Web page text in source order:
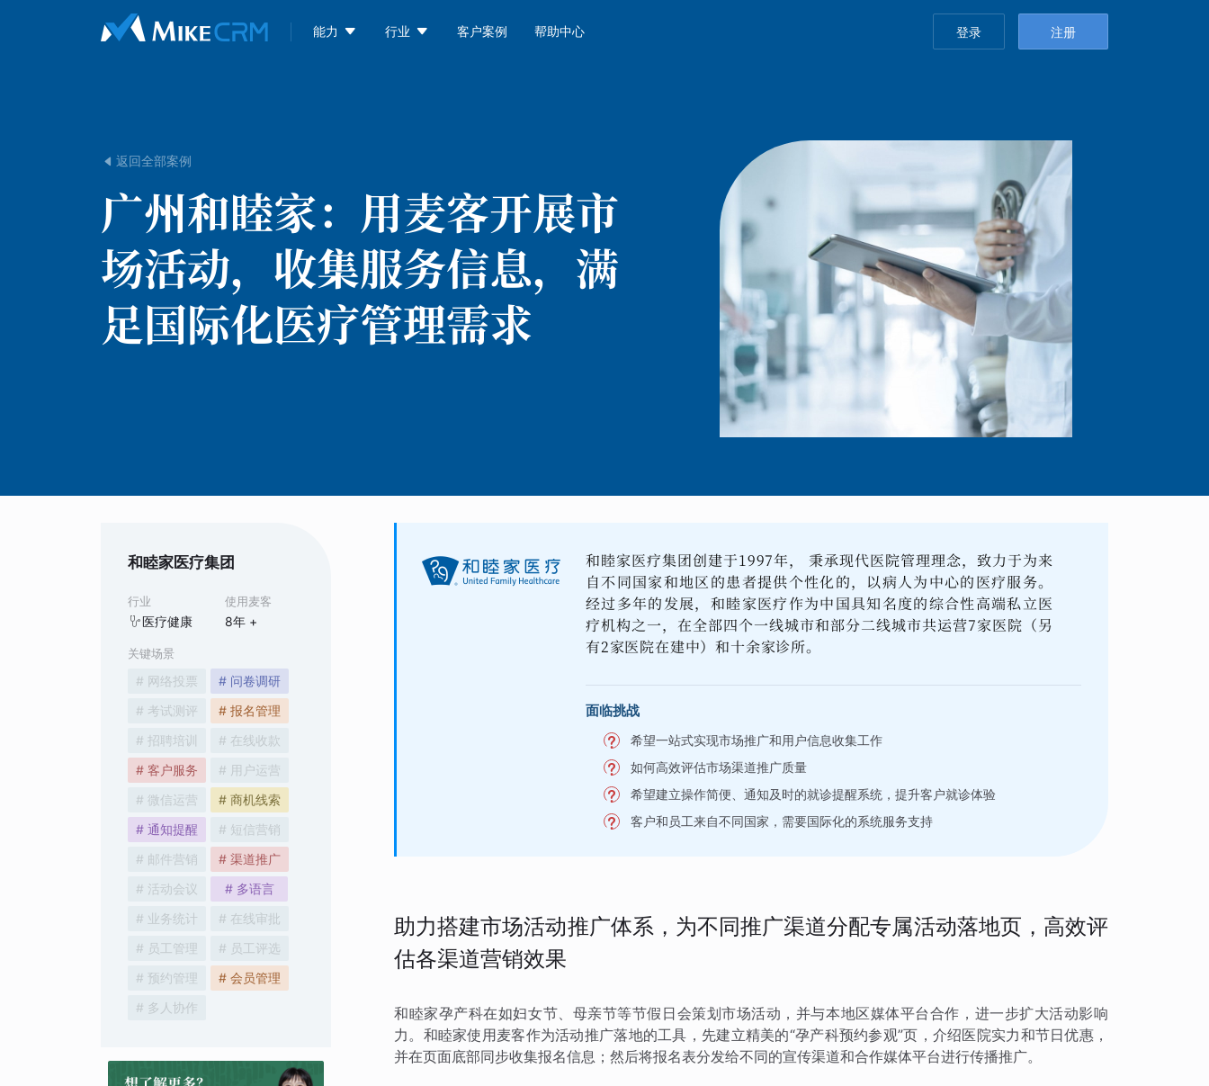
能力  行业  客户案例 帮助中心 登录 注册
 返回全部案例
广州和睦家： 用麦客开展市
场活动，收集服务信息，满
足国际化医疗管理需求
和睦家医疗集团
行业
医疗健康
使用麦客
8年 +
关键场景
# 网络投票
# 问卷调研
# 考试测评
# 报名管理
# 招聘培训
# 在线收款
# 客户服务
# 用户运营
# 微信运营
# 商机线索
# 通知提醒
# 短信营销
# 邮件营销
# 渠道推广
# 活动会议
# 多语言
# 业务统计
# 在线审批
# 员工管理
# 员工评选
# 预约管理
# 会员管理
# 多人协作
和睦家医疗集团创建于1997年， 秉承现代医院管理理念，致力于为来
自不同国家和地区的患者提供个性化的，以病人为中心的医疗服务。
经过多年的发展，和睦家医疗作为中国具知名度的综合性高端私立医
疗机构之一，在全部四个一线城市和部分二线城市共运营7家医院（另
有2家医院在建中）和十余家诊所。
面临挑战
希望一站式实现市场推广和用户信息收集工作
如何高效评估市场渠道推广质量
希望建立操作简便、通知及时的就诊提醒系统，提升客户就诊体验
客户和员工来自不同国家，需要国际化的系统服务支持
助力搭建市场活动推广体系，为不同推广渠道分配专属活动落地页，高效评
估各渠道营销效果
和睦家孕产科在如妇女节、母亲节等节假日会策划市场活动，并与本地区媒体平台合作，进一步扩大活动影响
力。和睦家使用麦客作为活动推广落地的工具，先建立精美的“孕产科预约参观”页，介绍医院实力和节日优惠，
并在页面底部同步收集报名信息；然后将报名表分发给不同的宣传渠道和合作媒体平台进行传播推广。